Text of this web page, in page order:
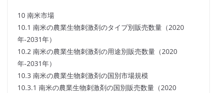
10 南米市場
10.1 南米の農業生物刺激剤のタイプ別販売数量（2020
年-2031年）
10.2 南米の農業生物刺激剤の用途別販売数量（2020
年-2031年）
10.3 南米の農業生物刺激剤の国別市場規模
10.3.1 南米の農業生物刺激剤の国別販売数量（2020